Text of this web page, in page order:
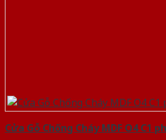
Cửa Gỗ Chống Cháy MDF O4 C1